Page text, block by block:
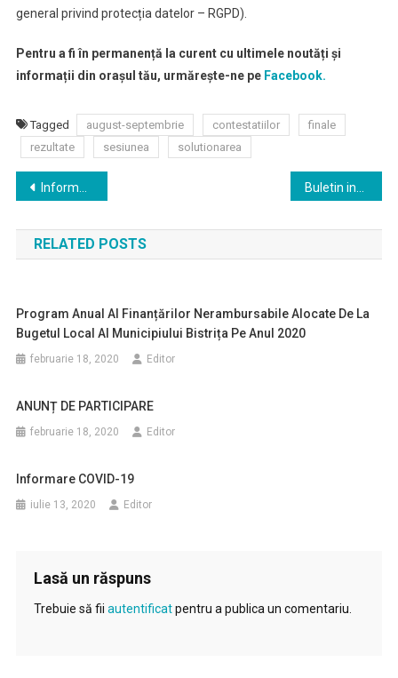
general privind protecția datelor – RGPD).
Pentru a fi în permanență la curent cu ultimele noutăți și
informații din orașul tău, urmărește-ne peFacebook.
Tagged august-septembrie contestatiilor
finale
rezultate
sesiunea solutionarea
Navigare
în
articole
Informare privind desfășurarea probei scrise la Limba și literatura română din cadrul examenului de bacalaureat (sesiunea august – septembrie 2020)
RELATED POSTS
Program Anual Al Finanțărilor Nerambursabile Alocate De La
Bugetul Local Al Municipiului Bistrița Pe Anul 2020
februarie 18, 2020 Editor
ANUNȚ DE PARTICIPARE
februarie 18, 2020 Editor
Informare COVID-19
iulie 13, 2020 Editor
Lasă un răspuns
Trebuie să fii autentificatpentru a publica un comentariu.